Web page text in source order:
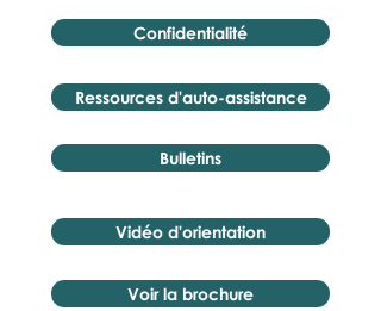
Confidentialité
Ressources d'auto-assistance
Bulletins
Vidéo d'orientation
Voir la brochure